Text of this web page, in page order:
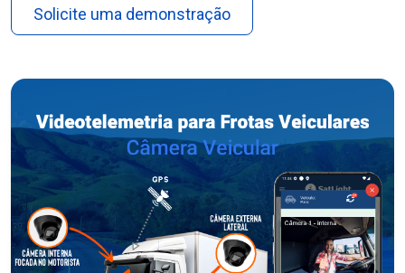
Solicite uma demonstração